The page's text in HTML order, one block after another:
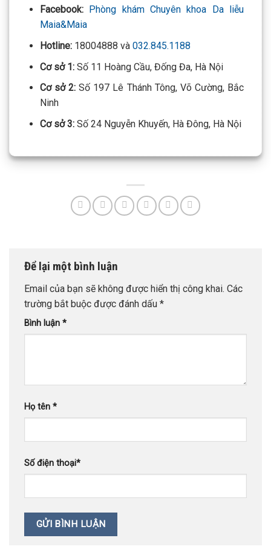
Facebook:
Phòng khám Chuyên khoa Da liễu
Maia&Maia
Hotline:18004888 và 032.845.1188
Cơ sở 1: Số 11 Hoàng Cầu, Đống Đa, Hà Nội
Cơ sở 2: Số 197 Lê Thánh Tông, Võ Cường, Bắc
Ninh
Cơ sở 3:Số 24 Nguyễn Khuyến, Hà Đông, Hà Nội
Để lại một bình luận
Email của bạn sẽ không được hiển thị công khai. Các
trường bắt buộc được đánh dấu *
Bình luận *
Họ tên *
Số điện thoại*